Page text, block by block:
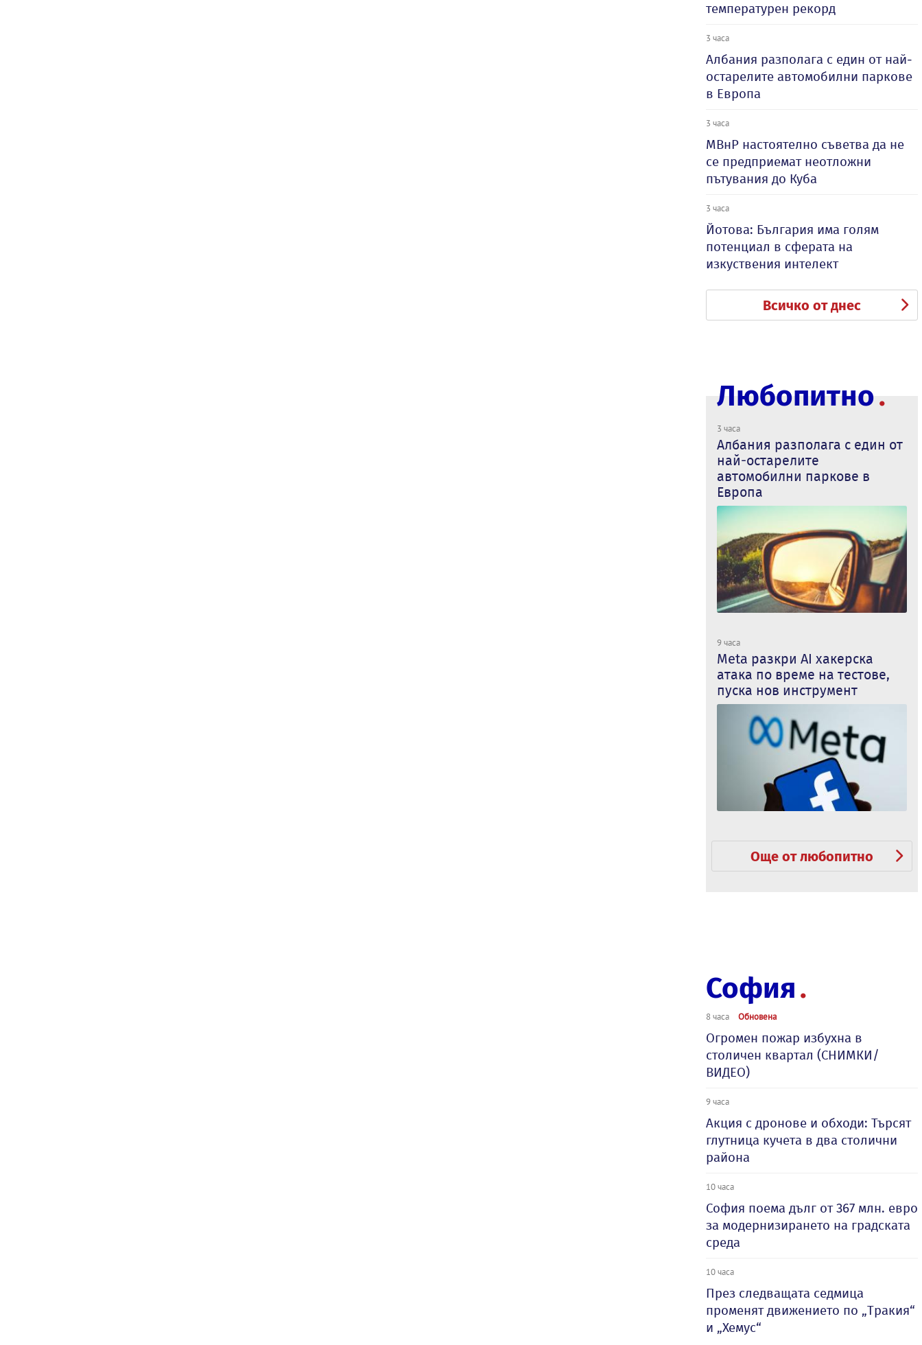
температурен рекорд
3 часа
Албания разполага с един от най-
остарелите автомобилни паркове
в Европа
3 часа
МВнР настоятелно съветва да не
се предприемат неотложни
пътувания до Куба
3 часа
Йотова: България има голям
потенциал в сферата на
изкуствения интелект
Всичко от днес
Любопитно
3 часа
Албания разполага с един от
най-остарелите
автомобилни паркове в
Европа
9 часа
Meta разкри AI хакерска
атака по време на тестове,
пуска нов инструмент
Още от любопитно
София
8 часа Обновена
Огромен пожар избухна в
столичен квартал (СНИМКИ/
ВИДЕО)
9 часа
Акция с дронове и обходи: Търсят
глутница кучета в два столични
района
10 часа
София поема дълг от 367 млн. евро
за модернизирането на градската
среда
10 часа
През следващата седмица
променят движението по „Тракия“
и „Хемус“